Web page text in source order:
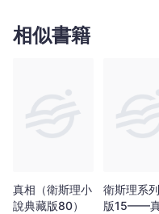
好書之一）,《動夢成真》
促進局製作）,《大偵探福爾
相似書籍
真相（衛斯理小
說典藏版80）
衛斯理系
版15——